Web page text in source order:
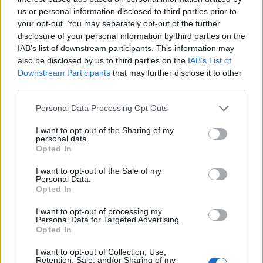
us or personal information disclosed to third parties prior to
your opt-out. You may separately opt-out of the further
disclosure of your personal information by third parties on the
IAB’s list of downstream participants. This information may
also be disclosed by us to third parties on the IAB’s List of
Downstream Participants that may further disclose it to other
Personal Data Processing Opt Outs
I want to opt-out of the Sharing of my
personal data.
Opted In
I want to opt-out of the Sale of my
Personal Data.
Opted In
I want to opt-out of processing my
Personal Data for Targeted Advertising.
Opted In
I want to opt-out of Collection, Use,
Retention, Sale, and/or Sharing of my
materiais são imensos, e o caminho para a
recuperação será longo e desafiante”, concluiu o
autarca.
Próximos passos e reconstrução
O Presidente da Câmara de Águeda reiterou que a
autarquia já está a trabalhar em estratégias para a
recuperação do concelho, tanto a curto como a
longo prazo. “Temos que começar a reconstruir o
quanto antes. Vamos coordenar todos os esforços
possíveis, seja a nível local, regional ou nacional,
para trazer de volta a normalidade ao concelho. A
prioridade será sempre o apoio às famílias e às
empresas que foram afetadas.”
Jorge Almeida deixou uma mensagem de
apelando à união de todos para ultrapassar esta